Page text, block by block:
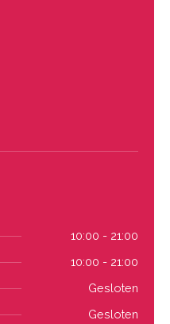
10:00 - 21:00
10:00 - 21:00
Gesloten
Gesloten